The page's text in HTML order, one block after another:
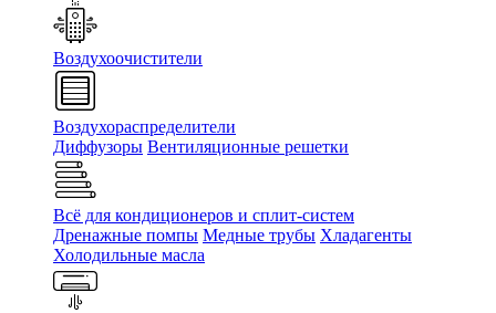
Воздухоочистители
Воздухораспределители
Диффузоры Вентиляционные решетки
Всё для кондиционеров и сплит-систем
Дренажные помпы Медные трубы Хладагенты
Холодильные масла